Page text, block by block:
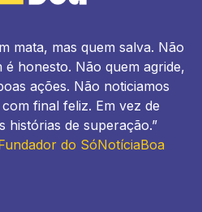
mata, mas quem salva. Não
honesto. Não quem agride,
ações. Não noticiamos
final feliz. Em vez de
histórias de superação.”
do SóNotíciaBoa